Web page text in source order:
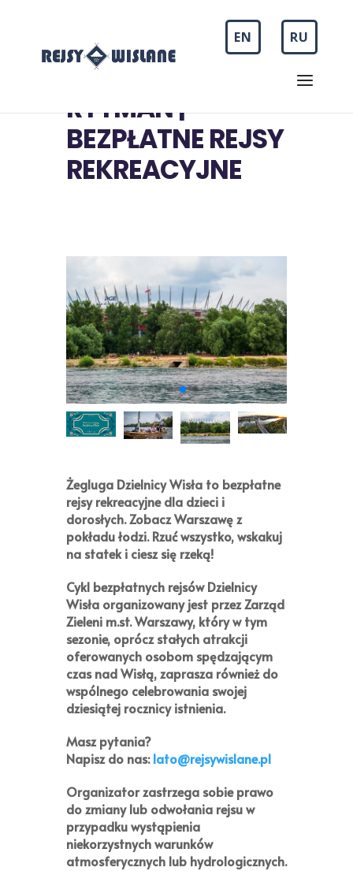
EN RU
RYTMAN |
BEZPŁATNE REJSY
REKREACYJNE
Żegluga Dzielnicy Wisła to bezpłatne
rejsy rekreacyjne dla dzieci i
dorosłych. Zobacz Warszawę z
pokładu łodzi. Rzuć wszystko, wskakuj
na statek i ciesz się rzeką!
Cykl bezpłatnych rejsówDzielnicy
Wisła organizowany jest przezZarząd
Zieleni m.st. Warszawy, który w tym
sezonie, oprócz stałych atrakcji
oferowanych osobom spędzającym
czas nad Wisłą, zaprasza również do
wspólnego celebrowania swojej
dziesiątej rocznicy istnienia.
Masz pytania?
Napisz do nas:lato@rejsywislane.pl
Organizator zastrzega sobie prawo
do zmiany lub odwołania rejsu w
przypadku wystąpienia
niekorzystnych warunków
atmosferycznych lub hydrologicznych.